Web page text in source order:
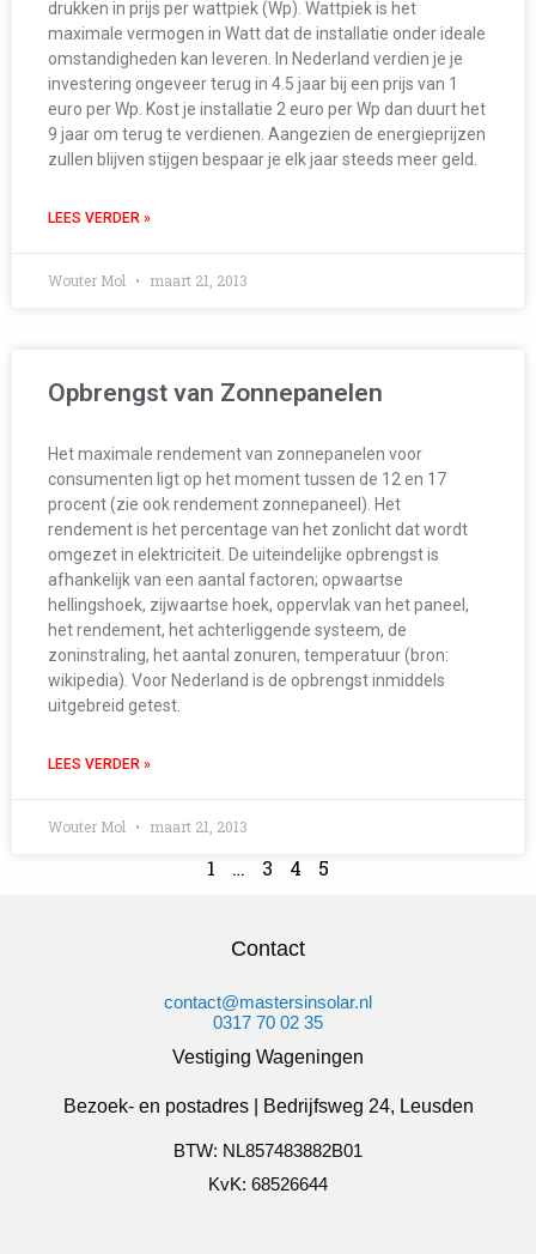
drukken in prijs per wattpiek (Wp). Wattpiek is het
maximale vermogen in Watt dat de installatie onder ideale
omstandigheden kan leveren. In Nederland verdien je je
investering ongeveer terug in 4.5 jaar bij een prijs van 1
euro per Wp. Kost je installatie 2 euro per Wp dan duurt het
9 jaar om terug te verdienen. Aangezien de energieprijzen
zullen blijven stijgen bespaar je elk jaar steeds meer geld.
LEES VERDER »
Wouter Mol maart 21, 2013
Opbrengst van Zonnepanelen
Het maximale rendement van zonnepanelen voor
consumenten ligt op het moment tussen de 12 en 17
procent (zie ook rendement zonnepaneel). Het
rendement is het percentage van het zonlicht dat wordt
omgezet in elektriciteit. De uiteindelijke opbrengst is
afhankelijk van een aantal factoren; opwaartse
hellingshoek, zijwaartse hoek, oppervlak van het paneel,
het rendement, het achterliggende systeem, de
zoninstraling, het aantal zonuren, temperatuur (bron:
wikipedia). Voor Nederland is de opbrengst inmiddels
uitgebreid getest.
LEES VERDER »
Wouter Mol maart 21, 2013
1 … 3 4 5
Contact
contact@mastersinsolar.nl
0317 70 02 35
Vestiging Wageningen
Bezoek- en postadres | Bedrijfsweg 24, Leusden
BTW: NL857483882B01
KvK: 68526644